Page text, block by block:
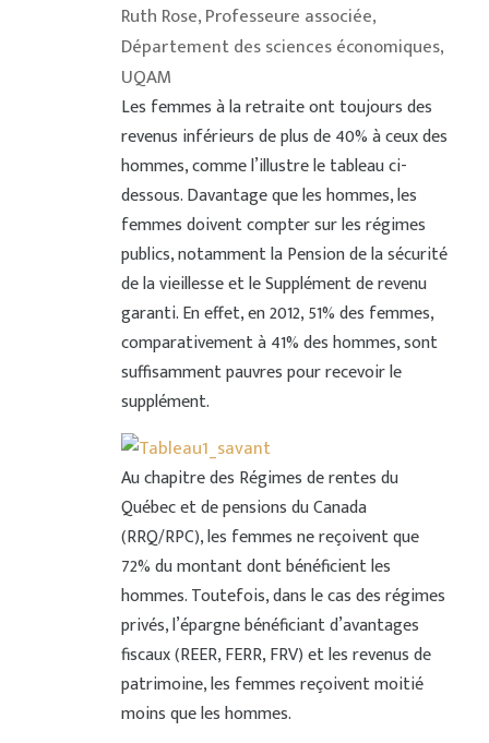
VOIR LE DERNIER BULLETIN
Ruth Rose, Professeure associée,
Département des sciences économiques,
UQAM
Les femmes à la retraite ont toujours des
revenus inférieurs de plus de 40% à ceux des
hommes, comme l’illustre le tableau ci-
dessous. Davantage que les hommes, les
femmes doivent compter sur les régimes
publics, notamment la Pension de la sécurité
de la vieillesse et le Supplément de revenu
garanti. En effet, en 2012, 51% des femmes,
comparativement à 41% des hommes, sont
suffisamment pauvres pour recevoir le
supplément.
Au chapitre des Régimes de rentes du
Québec et de pensions du Canada
(RRQ/RPC), les femmes ne reçoivent que
72% du montant dont bénéficient les
hommes. Toutefois, dans le cas des régimes
privés, l’épargne bénéficiant d’avantages
fiscaux (REER, FERR, FRV) et les revenus de
patrimoine, les femmes reçoivent moitié
moins que les hommes.